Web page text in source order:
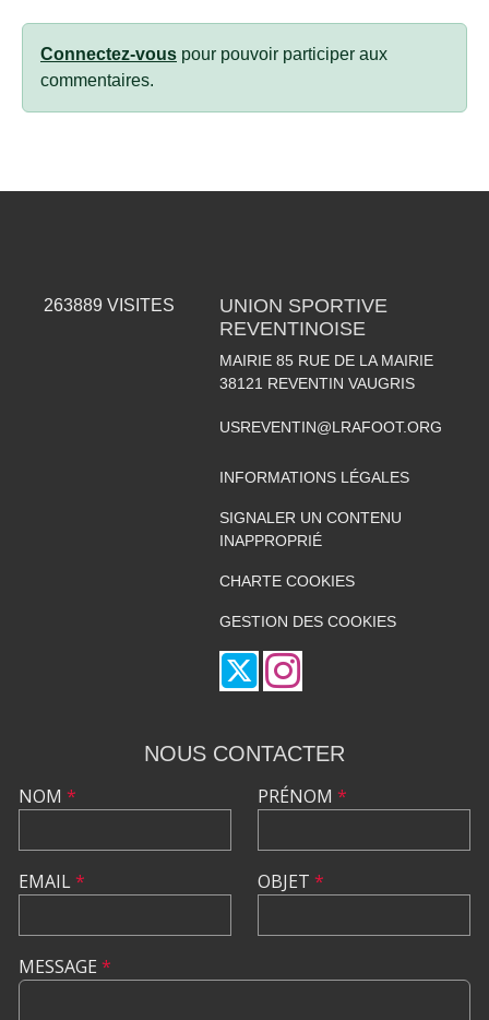
Connectez-vous pour pouvoir participer aux
commentaires.
263889 VISITES
UNION SPORTIVE
REVENTINOISE
MAIRIE 85 RUE DE LA MAIRIE
38121 REVENTIN VAUGRIS
USREVENTIN@LRAFOOT.ORG
INFORMATIONS LÉGALES
SIGNALER UN CONTENU
INAPPROPRIÉ
CHARTE COOKIES
GESTION DES COOKIES
NOUS CONTACTER
NOM *
EMAIL*
PRÉNOM *
OBJET *
MESSAGE *